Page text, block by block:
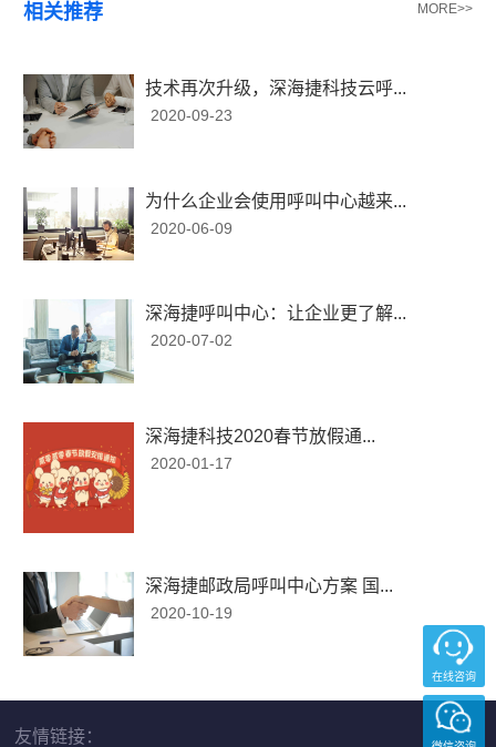
相关推荐 MORE>>
技术再次升级，深海捷科技云呼...
2020-09-23
为什么企业会使用呼叫中心越来...
2020-06-09
深海捷呼叫中心：让企业更了解...
2020-07-02
深海捷科技2020春节放假通...
2020-01-17
深海捷邮政局呼叫中心方案 国...
2020-10-19
在线咨询
友情链接：